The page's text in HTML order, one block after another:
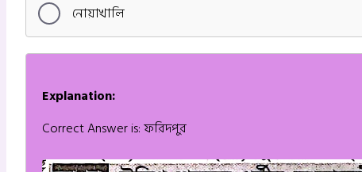
নোয়াখালি
Explanation:
Correct Answer is: ফরিদপুর